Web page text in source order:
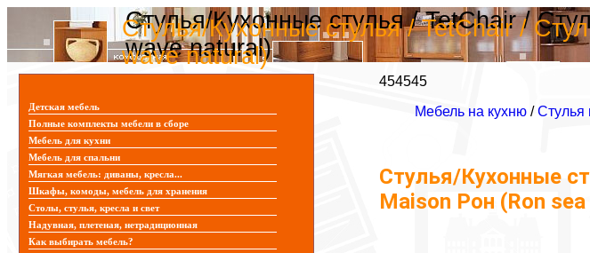
Стулья/Кухонные стулья / TetChair /
wave natural)
Стулья/Кухонные стулья / TetChair /
wave natural)
454545
Мебель на кухню /Стулья
Стулья/Кухонные
Maison Рон (Ron
Детская мебель
Полные комплекты мебели в сборе
Мебель для кухни
Мебель для спальни
Мягкая мебель: диваны, кресла...
Шкафы, комоды, мебель для хранения
Столы, стулья, кресла и свет
Надувная, плетеная, нетрадиционная
Как выбирать мебель?